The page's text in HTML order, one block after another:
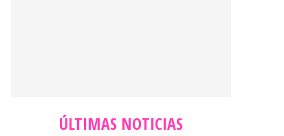
ÚLTIMAS NOTICIAS